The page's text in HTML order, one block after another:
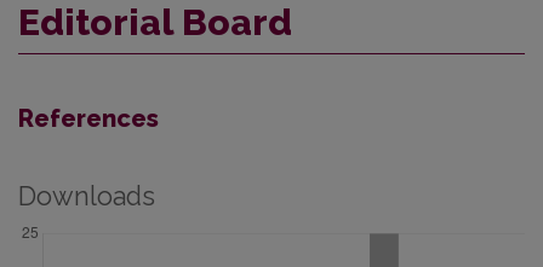
Editorial Board
References
Downloads